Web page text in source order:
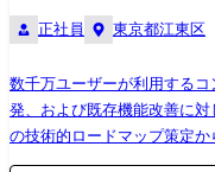
正社員 東京都江東区
数千万ユーザーが利用する
発、および既存機能改善に
の技術的ロードマップ策定
ーのニーズを捉えた新機能の